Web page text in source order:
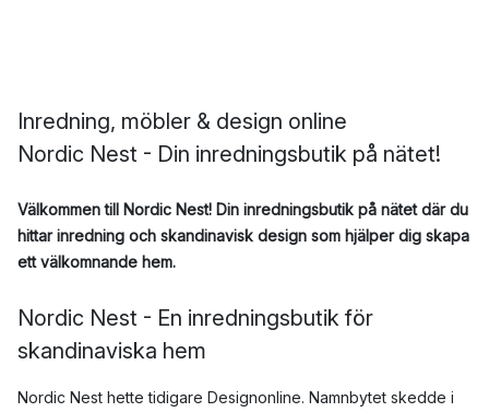
Inredning, möbler & design online
Nordic Nest - Din inredningsbutik på nätet!
Välkommen till Nordic Nest! Din inredningsbutik på nätet där du
hittar inredning och skandinavisk design som hjälper dig skapa
ett välkomnande hem.
Nordic Nest - En inredningsbutik för
skandinaviska hem
Nordic Nest hette tidigare Designonline. Namnbytet skedde i